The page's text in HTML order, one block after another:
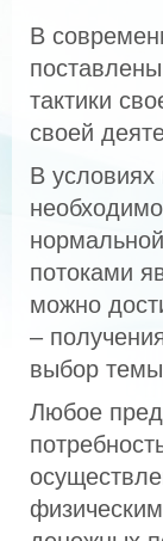
В
тактики
своей
В условиях
потоками
можно
–
выбор
Любое